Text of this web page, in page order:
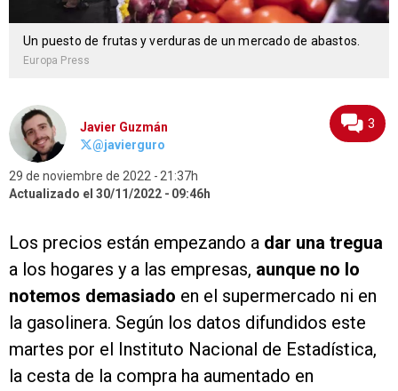
Un puesto de frutas y verduras de un mercado de abastos.
Europa Press
Javier Guzmán
@javierguro
29 de noviembre de 2022
21:37h
Actualizado el 30/11/2022
09:46h
3
Los precios están empezando a dar una tregua
a los hogares y a las empresas, aunque no lo
notemos demasiado en el supermercado ni en
la gasolinera. Según los datos difundidos este
martes por el Instituto Nacional de Estadística,
la cesta de la compra ha aumentado en